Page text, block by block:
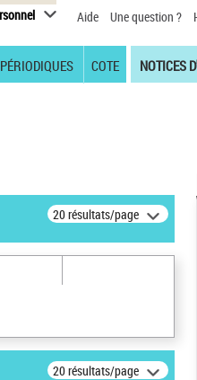
Aide Une question ?
PÉRIODIQUES COTE NOTICES
20 résultats/page
20 résultats/page